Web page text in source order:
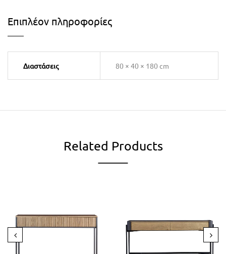
Επιπλέον πληροφορίες
Διαστάσεις 80 × 40 × 180 cm
Related Products